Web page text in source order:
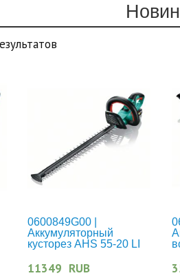
0600849G00 |
Аккумуляторный
кусторез AHS 55-20 LI
11349 RUB